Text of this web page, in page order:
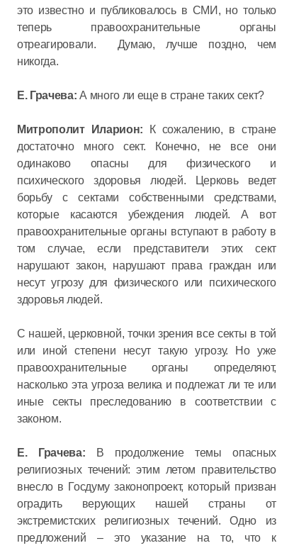
это известно и публиковалось в СМИ, но только
теперь правоохранительные органы
отреагировали. Думаю, лучше поздно, чем
никогда.
Е. Грачева: А много ли еще в стране таких сект?
Митрополит Иларион:
К сожалению, в стране
достаточно много сект. Конечно, не все они
одинаково опасны для физического и
психического здоровья людей. Церковь ведет
борьбу с сектами собственными средствами,
которые касаются убеждения людей. А вот
правоохранительные органы вступают в работу в
том случае, если представители этих сект
нарушают закон, нарушают права граждан или
несут угрозу для физического или психического
здоровья людей.
С нашей, церковной, точки зрения все секты в той
или иной степени несут такую угрозу. Но уже
правоохранительные органы определяют,
насколько эта угроза велика и подлежат ли те или
иные секты преследованию в соответствии с
законом.
Е. Грачева: В продолжение темы опасных
религиозных течений: этим летом правительство
внесло в Госдуму законопроект, который призван
оградить верующих нашей страны от
экстремистских религиозных течений. Одно из
предложений – это указание на то, что к